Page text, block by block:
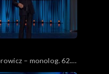
– monolog. 62.